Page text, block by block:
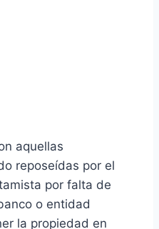
aquellas
reposeídas por el
por falta de
o entidad
la propiedad en